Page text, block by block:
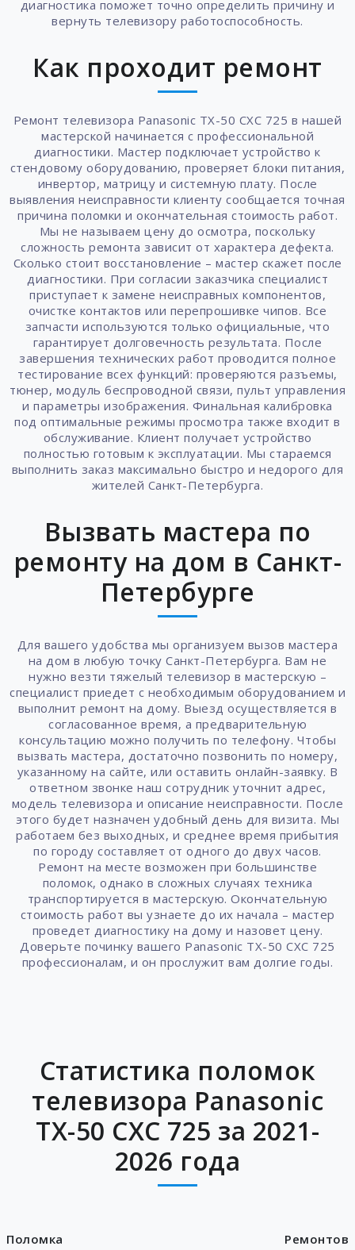
диагностика поможет точно определить причину и
вернуть телевизору работоспособность.
Как проходит ремонт
Ремонт телевизора Panasonic TX-50 CXC 725 в нашей
мастерской начинается с профессиональной
диагностики. Мастер подключает устройство к
стендовому оборудованию, проверяет блоки питания,
инвертор, матрицу и системную плату. После
выявления неисправности клиенту сообщается точная
причина поломки и окончательная стоимость работ.
Мы не называем цену до осмотра, поскольку
сложность ремонта зависит от характера дефекта.
Сколько стоит восстановление – мастер скажет после
диагностики. При согласии заказчика специалист
приступает к замене неисправных компонентов,
очистке контактов или перепрошивке чипов. Все
запчасти используются только официальные, что
гарантирует долговечность результата. После
завершения технических работ проводится полное
тестирование всех функций: проверяются разъемы,
тюнер, модуль беспроводной связи, пульт управления
и параметры изображения. Финальная калибровка
под оптимальные режимы просмотра также входит в
обслуживание. Клиент получает устройство
полностью готовым к эксплуатации. Мы стараемся
выполнить заказ максимально быстро и недорого для
жителей Санкт-Петербурга.
Вызвать мастера по
ремонту на дом в Санкт-
Петербурге
Для вашего удобства мы организуем вызов мастера
на дом в любую точку Санкт-Петербурга. Вам не
нужно везти тяжелый телевизор в мастерскую –
специалист приедет с необходимым оборудованием и
выполнит ремонт на дому. Выезд осуществляется в
согласованное время, а предварительную
консультацию можно получить по телефону. Чтобы
вызвать мастера, достаточно позвонить по номеру,
указанному на сайте, или оставить онлайн-заявку. В
ответном звонке наш сотрудник уточнит адрес,
модель телевизора и описание неисправности. После
этого будет назначен удобный день для визита. Мы
работаем без выходных, и среднее время прибытия
по городу составляет от одного до двух часов.
Ремонт на месте возможен при большинстве
поломок, однако в сложных случаях техника
транспортируется в мастерскую. Окончательную
стоимость работ вы узнаете до их начала – мастер
проведет диагностику на дому и назовет цену.
Доверьте починку вашего Panasonic TX-50 CXC 725
профессионалам, и он прослужит вам долгие годы.
Статистика поломок
телевизора Panasonic
TX-50 CXC 725 за 2021-
2026 года
Поломка
Ремонтов